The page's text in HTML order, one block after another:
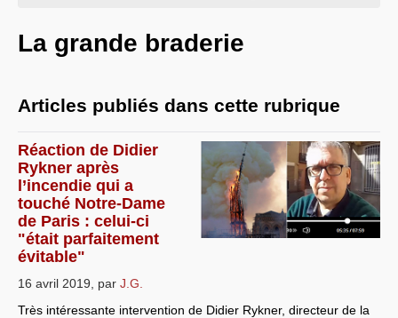
Points de repères
International
Résistances
L’Empire américain
Nouvelles de l’antirépublique
La grande braderie
Articles publiés dans cette rubrique
Réaction de Didier
Rykner après
l’incendie qui a
touché Notre-Dame
de Paris : celui-ci
"était parfaitement
évitable"
16 avril 2019 par J.G.
Très intéressante intervention de Didier Rykner, directeur de la